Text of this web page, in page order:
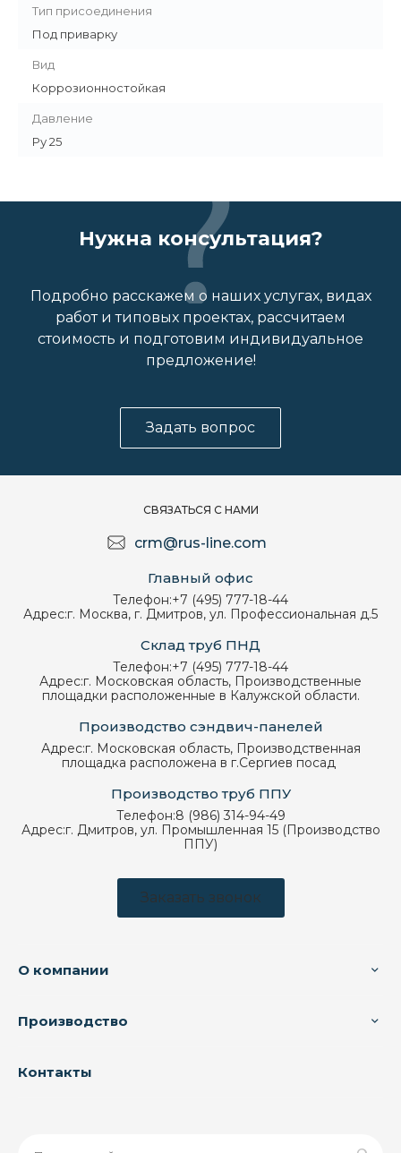
Тип присоединения
Под приварку
Вид
Коррозионностойкая
Давление
Ру 25
Нужна консультация?
Подробно расскажем о наших услугах, видах
работ и типовых проектах, рассчитаем
стоимость и подготовим индивидуальное
предложение!
Задать вопрос
СВЯЗАТЬСЯ С НАМИ
crm@rus-line.com
Главный офис
Телефон:+7 (495) 777-18-44
Адрес:г. Москва, г. Дмитров, ул. Профессиональная д.5
Склад труб ПНД
Телефон:+7 (495) 777-18-44
Адрес:г. Московская область, Производственные
площадки расположенные в Калужской области.
Производство сэндвич-панелей
Адрес:г. Московская область, Производственная
площадка расположена в г.Сергиев посад
Производство труб ППУ
Телефон:8 (986) 314-94-49
Адрес:г. Дмитров, ул. Промышленная 15 (Производство
ППУ)
Заказать звонок
О компании
Производство
Контакты